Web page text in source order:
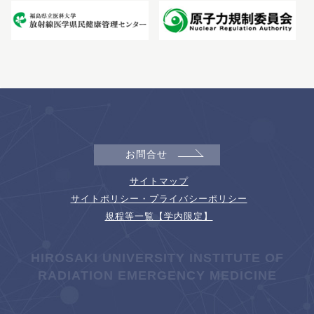
お問合せ
サイトマップ
サイトポリシー・プライバシーポリシー
規程等一覧【学内限定】
HIROSAKI UNIVERSITY INSTITUTE OF
RADIATION EMERGENCY MEDICINE